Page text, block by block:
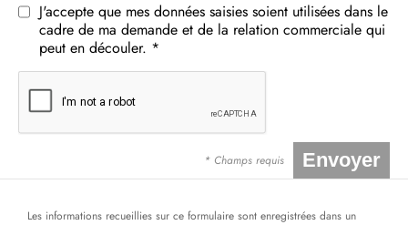
J'accepte que mes données saisies soient utilisées dans le
cadre de ma demande et de la relation commerciale qui
peut en découler. *
* Champs requis
Les informations recueillies sur ce formulaire sont enregistrées dans un